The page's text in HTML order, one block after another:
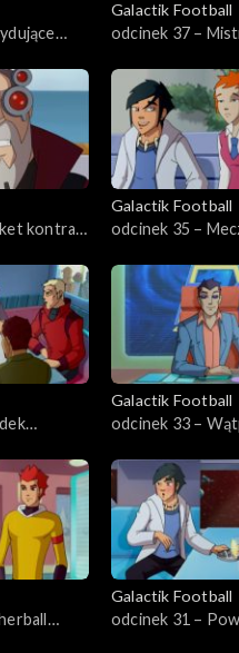
Galactik Football
odcinek 37 –
kontra
Galactik Football
odcinek 35 –
Galactik Football
odcinek 33 –
Galactik Football
odcinek 31 –